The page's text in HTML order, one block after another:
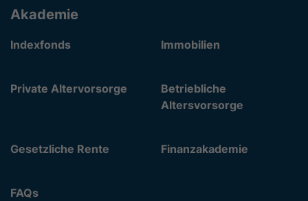
Akademie
Indexfonds Immobilien
Private Altervorsorge
Betriebliche
Altersvorsorge
Gesetzliche Rente Finanzakademie
FAQs